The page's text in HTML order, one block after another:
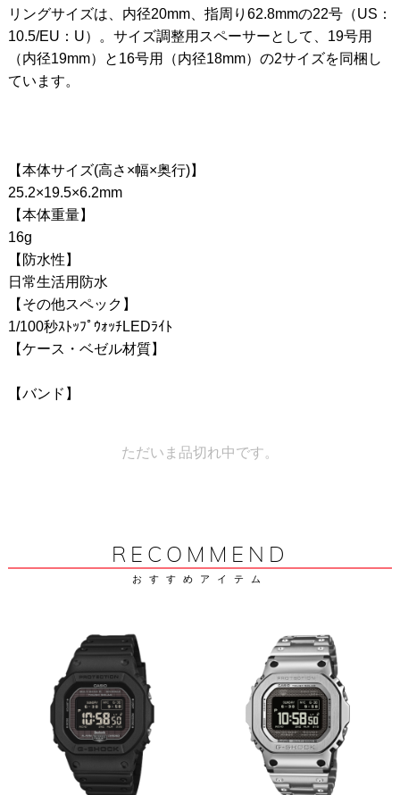
リングサイズは、内径20mm、指周り62.8mmの22号（US：
10.5/EU：U）。サイズ調整用スペーサーとして、19号用
（内径19mm）と16号用（内径18mm）の2サイズを同梱し
ています。
【本体サイズ(高さ×幅×奥行)】
25.2×19.5×6.2mm
【本体重量】
16g
【防水性】
日常生活用防水
【その他スペック】
1/100秒ｽﾄｯﾌﾟｳｫｯﾁLEDﾗｲﾄ
【ケース・ベゼル材質】
【バンド】
ただいま品切れ中です。
RECOMMEND
おすすめアイテム